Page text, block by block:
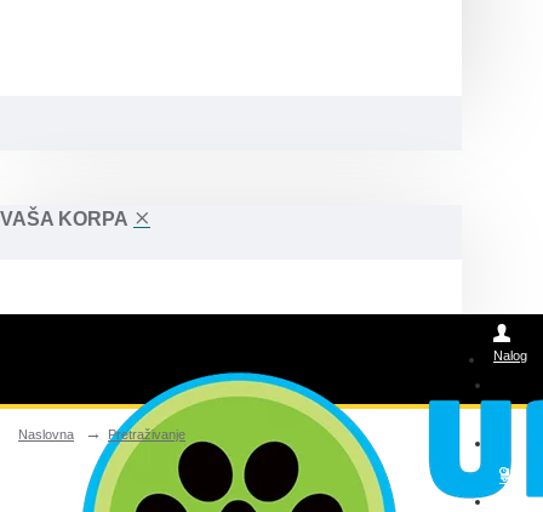
VAŠA KORPA
Nalog
Naslovna Pretraživanje